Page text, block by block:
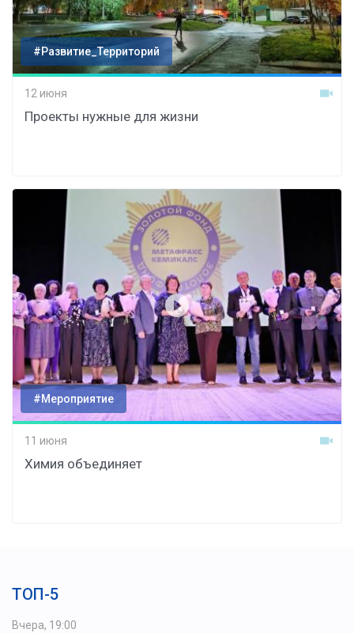
#Развитие_Территорий
12 июня
Проекты нужные для жизни
#Мероприятие
11 июня
Химия объединяет
ТОП-5
Вчера, 19:00